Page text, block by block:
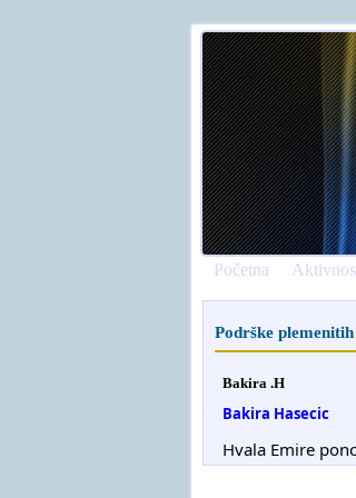
Početna
Podrške plemenitih
Bakira .H
Bakira Hasecic
Hvala Emire